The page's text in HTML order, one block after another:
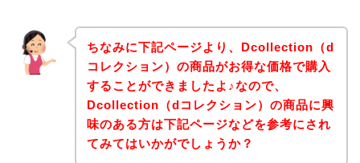
ちなみに下記ページより、Dcollection（d
コレクション）の商品がお得な価格で購入
することができましたよ♪なので、
Dcollection（dコレクション）の商品に興
味のある方は下記ページなどを参考にされ
てみてはいかがでしょうか？